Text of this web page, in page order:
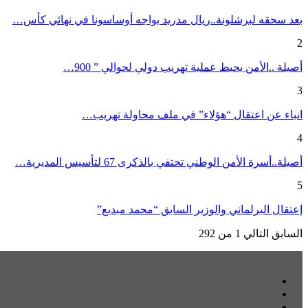
بعد سحقه لبرشلونة..ريال مدريد يواجه أوساسونا في نهائي كأس…
2
أصيلة ..الأمن يحبط عملية تهريب دولي لحوالي ” 900…
3
انباء عن اعتقال “هؤلاء” في ملف محاولة تهريب…
4
أصيلة..أسرة الأمن الوطني تحتفي بالذكرى 67 لتأسيس المديرية…
5
إعتقال البرلماني والوزير السابق “محمد مبديع”
السابق التالي 1 من 292